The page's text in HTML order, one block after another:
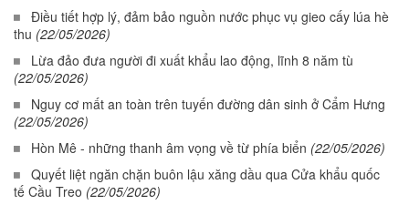
Điều tiết hợp lý, đảm bảo nguồn nước phục vụ gieo cấy lúa hè
thu (22/05/2026)
Lừa đảo đưa người đi xuất khẩu lao động, lĩnh 8 năm tù
(22/05/2026)
Nguy cơ mất an toàn trên tuyến đường dân sinh ở Cẩm Hưng
(22/05/2026)
Hòn Mê - những thanh âm vọng về từ phía biển (22/05/2026)
Quyết liệt ngăn chặn buôn lậu xăng dầu qua Cửa khẩu quốc
tế Cầu Treo (22/05/2026)